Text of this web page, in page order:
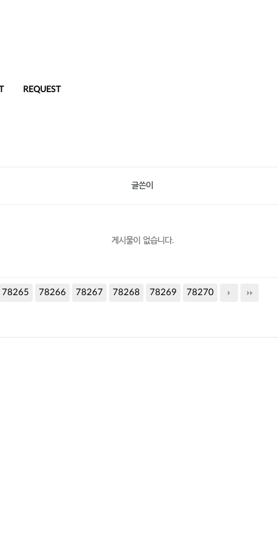
REQUEST
글쓴이
게시물이 없습니다.
78265 78266 78267 78268 78269 78270